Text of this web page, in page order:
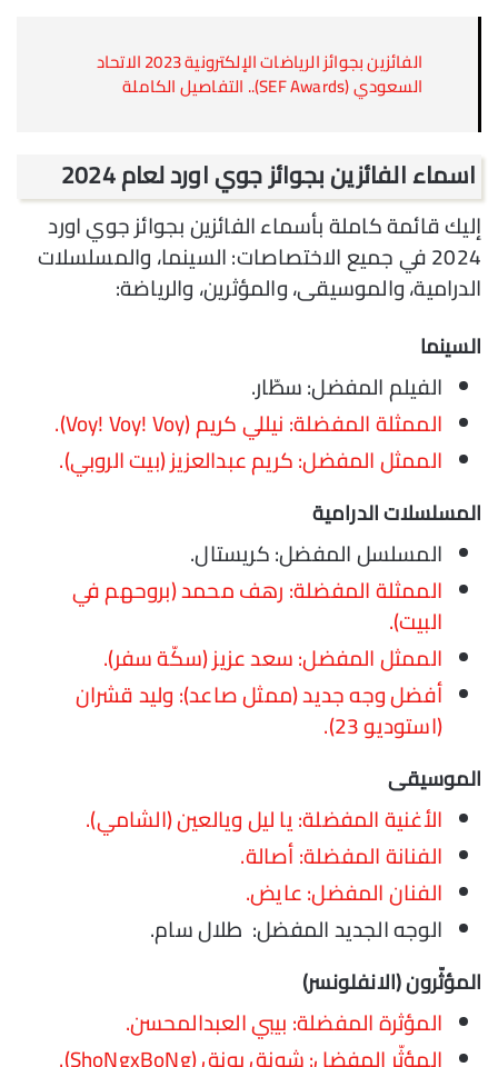
الفائزين بجوائز الرياضات الإلكترونية 2023 الاتحاد
السعودي (SEF Awards).. التفاصيل الكاملة
اسماء الفائزين بجوائز جوي اورد لعام 2024
إليك قائمة كاملة بأسماء الفائزين بجوائز جوي اورد
2024 في جميع الاختصاصات: السينما، والمسلسلات
الدرامية، والموسيقى، والمؤثرين، والرياضة:
السينما
الفيلم المفضل: سطّار.
الممثلة المفضلة: نيللي كريم (Voy! Voy! Voy).
الممثل المفضل: كريم عبدالعزيز (بيت الروبي).
المسلسلات الدرامية
المسلسل المفضل: كريستال.
الممثلة المفضلة: رهف محمد (بروحهم في
البيت).
الممثل المفضل: سعد عزيز (سكّة سفر).
أفضل وجه جديد (ممثل صاعد): وليد قشران
(استوديو 23).
الموسيقى
الأغنية المفضلة: يا ليل ويالعين (الشامي).
الفنانة المفضلة: أصالة.
الفنان المفضل: عايض.
الوجه الجديد المفضل: طلال سام.
المؤثّرون (الانفلونسر)
المؤثرة المفضلة: بيبي العبدالمحسن.